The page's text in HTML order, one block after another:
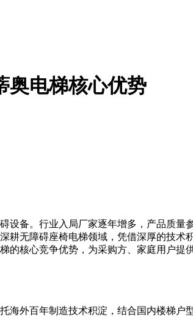
奥电梯核心优势
设备。行业入局厂家逐年增多，产品质量
耕无障碍座椅电梯领域，凭借深厚的技术
的核心竞争优势，为采购方、家庭用户提
海外百年制造技术积淀，结合国内楼梯户